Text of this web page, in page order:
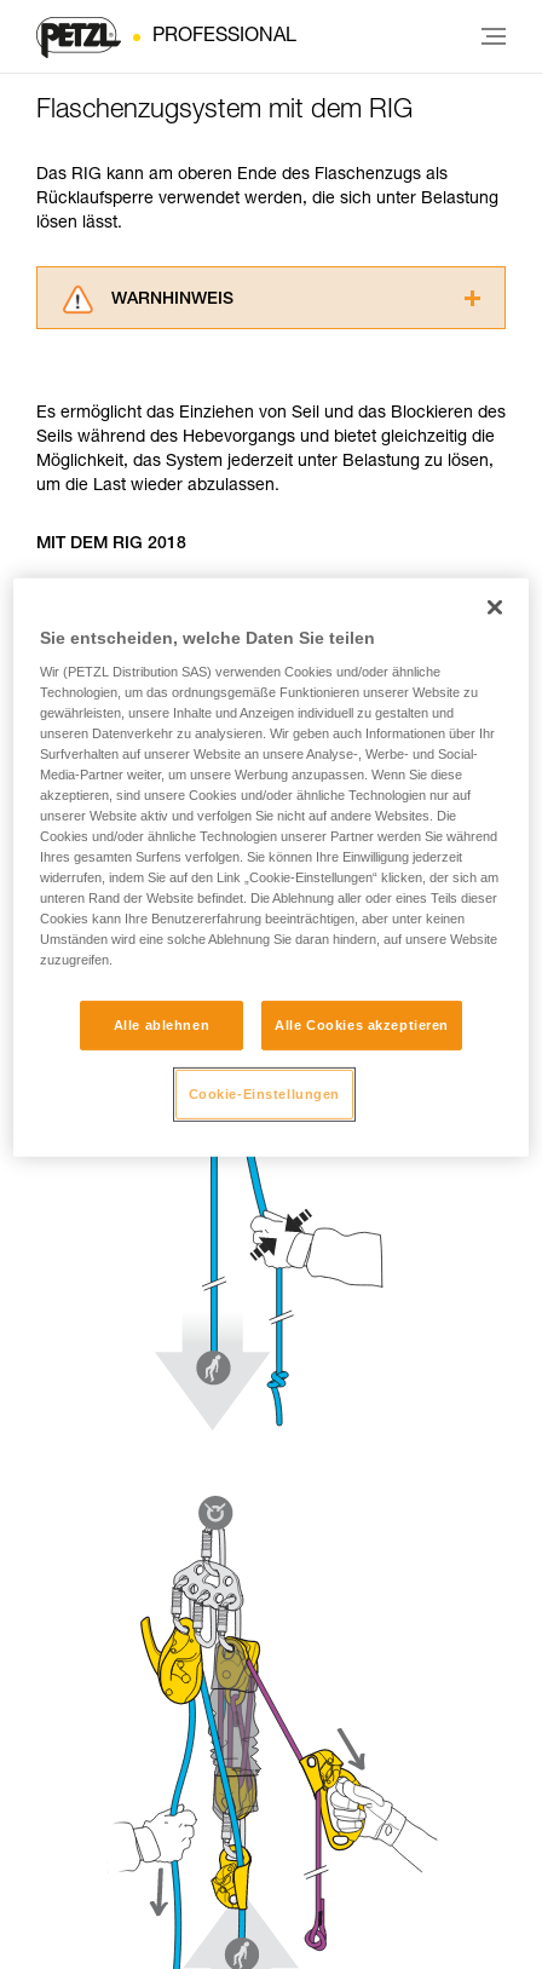
PROFESSIONAL
Flaschenzugsystem mit dem RIG
Das RIG kann am oberen Ende des Flaschenzugs als
Rücklaufsperre verwendet werden, die sich unter Belastung
lösen lässt.
WARNHINWEIS
ziehen. Um diese Zusatzinformationen
verstehen zu können, müssen Sie zuerst die in
der Gebrauchsanweisung enthaltenen
Informationen richtig verstanden haben.
entsprechende Ausbildung und ein spezielles
Sie ihn eigenständig durchführen.
verbundenen Techniken. Möglicherweise gibt es
noch andere Techniken, die hier nicht
beschrieben werden.
Es ermöglicht das Einziehen von Seil und das Blockieren des
Seils während des Hebevorgangs und bietet gleichzeitig die
Möglichkeit, das System jederzeit unter Belastung zu lösen,
um die Last wieder abzulassen.
MIT DEM RIG 2018
Beim RIG 2018 blockiert das AUTO-LOCK-System die Last
automatisch und stellt den Hebel in die Stopp-Position
kann.
MIT DEM RIG < 2018
Beim RIG < 2018 befindet sich der Griff beim Hochziehen
der Last in Position b (Sichern) und muss manuell in die
Position c (Arbeitsplatzpositionierung) zurückgestellt werden.
Sie entscheiden, welche Daten Sie teilen
Wir (PETZL Distribution SAS) verwenden Cookies und/oder ähnliche
Technologien, um das ordnungsgemäße Funktionieren unserer Website zu
gewährleisten, unsere Inhalte und Anzeigen individuell zu gestalten und
unseren Datenverkehr zu analysieren. Wir geben auch Informationen über Ihr
Surfverhalten auf unserer Website an unsere Analyse-, Werbe- und Social-
Media-Partner weiter, um unsere Werbung anzupassen. Wenn Sie diese
akzeptieren, sind unsere Cookies und/oder ähnliche Technologien nur auf
unserer Website aktiv und verfolgen Sie nicht auf andere Websites. Die
Cookies und/oder ähnliche Technologien unserer Partner werden Sie während
Ihres gesamten Surfens verfolgen. Sie können Ihre Einwilligung jederzeit
widerrufen, indem Sie auf den Link „Cookie-Einstellungen“ klicken, der sich am
unteren Rand der Website befindet. Die Ablehnung aller oder eines Teils dieser
Cookies kann Ihre Benutzererfahrung beeinträchtigen, aber unter keinen
Umständen wird eine solche Ablehnung Sie daran hindern, auf unsere Website
zuzugreifen.
Alle ablehnen Alle Cookies akzeptieren
Cookie-Einstellungen